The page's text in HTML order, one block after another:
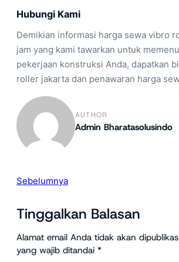
Hubungi Kami
Demikian informasi harga sewa vibro
jam yang kami tawarkan untuk
pekerjaan konstruksi Anda, dapatkan
roller jakarta dan penawaran harga
AUTHOR
Admin Bharatasolusindo
Sebelumnya
Tinggalkan Balasan
Alamat email Anda tidak akan
yang wajib ditandai *